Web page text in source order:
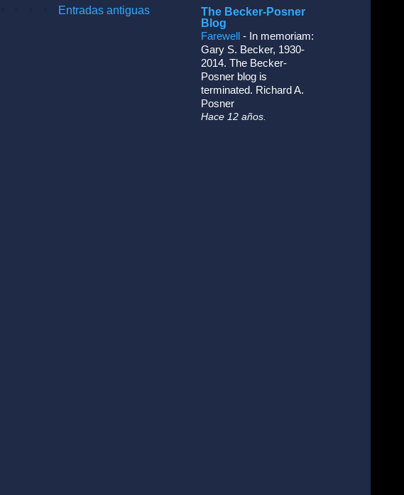
Entradas antiguas
The Becker-Posner
Blog
Farewell - In memoriam:
Gary S. Becker, 1930-
2014. The Becker-
Posner blog is
terminated. Richard A.
Posner
Hace 12 años.